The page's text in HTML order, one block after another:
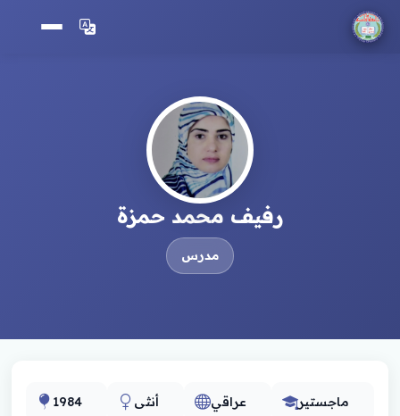
رفيف محمد حمزة
مدرس
1984 أنثى عراقي ماجستير